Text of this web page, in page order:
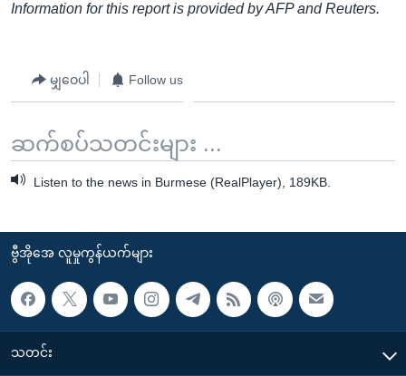
Information for this report is provided by AFP and Reuters.
မျှဝေပါ Follow us
ဆက်စပ်သတင်းများ ...
Listen to the news in Burmese (RealPlayer), 189KB.
ဗွီအိုအေ လူမှုကွန်ယက်များ
သတင်း